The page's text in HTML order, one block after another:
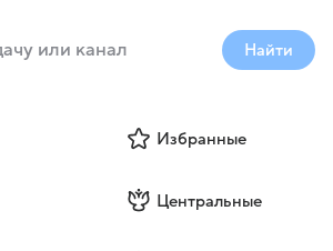
Найти
Избранные
Центральные